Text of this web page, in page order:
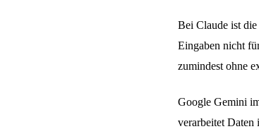
Bei Claude ist
Eingaben nicht
zumindest ohne
Google Gemini
verarbeitet Daten